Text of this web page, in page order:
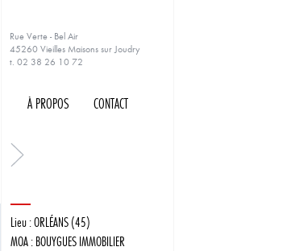
Rue Verte - Bel Air
45260 Vieilles Maisons sur Joudry
t. 02 38 26 10 72
À PROPOS CONTACT
Lieu : ORLÉANS (45)
MOA : BOUYGUES IMMOBILIER
PROJET PRÉCÉDENT